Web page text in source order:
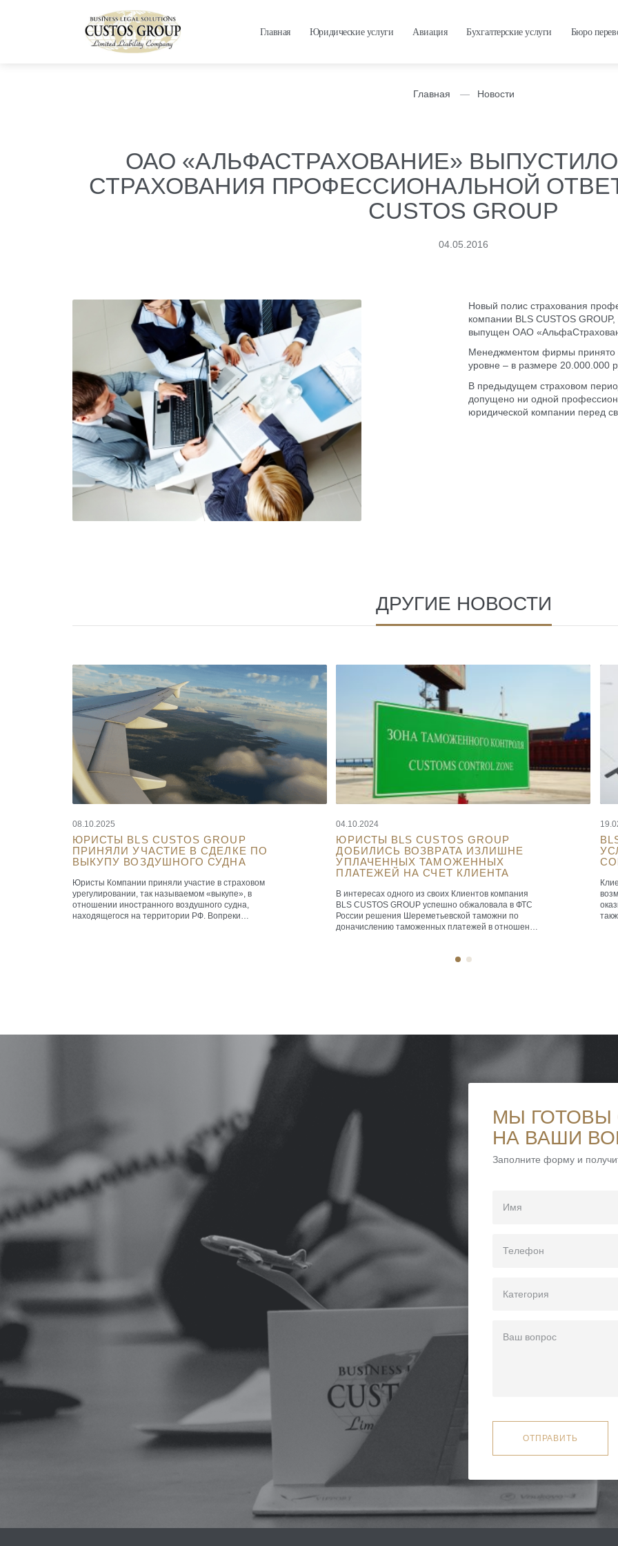
Главная Юридические услуги Авиация Бухгалтерские услуги Бюро
Главная Новости
ОАО «АЛЬФАСТРАХОВАНИЕ»
СТРАХОВАНИЯ ПРОФЕССИОНАЛЬНОЙ
CUSTOS GROUP
04.05.2016
Новый полис страхования
компании BLS CUSTOS
выпущен ОАО
Менеджментом фирмы принято
уровне – в размере 20.000.000
В предыдущем страховом
допущено ни одной
юридической компании перед
ДРУГИЕ НОВОСТИ
08.10.2025
ЮРИСТЫ BLS CUSTOS GROUP
ПРИНЯЛИ УЧАСТИЕ В СДЕЛКЕ ПО
ВЫКУПУ ВОЗДУШНОГО СУДНА
Юристы Компании приняли участие в страховом
урегулировании, так называемом «выкупе», в
отношении иностранного воздушного судна,
находящегося на территории РФ. Вопреки
04.10.2024
ЮРИСТЫ BLS CUSTOS GROUP
ДОБИЛИСЬ ВОЗВРАТА ИЗЛИШНЕ
УПЛАЧЕННЫХ ТАМОЖЕННЫХ
ПЛАТЕЖЕЙ НА СЧЕТ КЛИЕНТА
В интересах одного из своих Клиентов компания
BLS CUSTOS GROUP успешно обжаловала в ФТС
России решения Шереметьевской таможни по
доначислению таможенных платежей в отношении
России обязала Шереметьевскую таможню
МЫ ГОТОВЫ
НА ВАШИ
Заполните форму и
ОТПРАВИТЬ